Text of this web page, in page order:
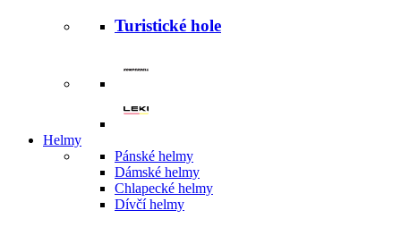
Turistické hole
Helmy
Pánské helmy
Dámské helmy
Chlapecké helmy
Dívčí helmy